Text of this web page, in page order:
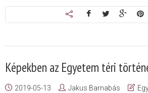
Képekben az Egyetem téri
2019-05-13 Jakus Barnabás